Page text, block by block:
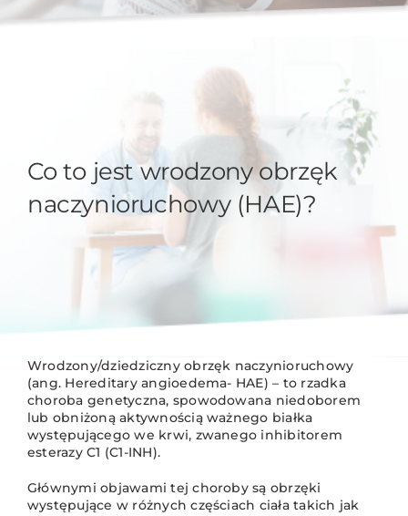
Co to jest wrodzony obrzęk
naczynioruchowy (HAE)?
Wrodzony/dziedziczny obrzęk naczynioruchowy
(ang. Hereditary angioedema- HAE) – to rzadka
choroba genetyczna, spowodowana niedoborem
lub obniżoną aktywnością ważnego białka
występującego we krwi, zwanego inhibitorem
esterazy C1 (C1-INH).
Głównymi objawami tej choroby są obrzęki
występujące w różnych częściach ciała takich jak